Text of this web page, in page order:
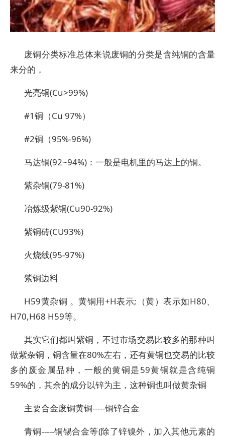
废铜分类标准总体来说废铜的分类是含纯铜的含量
来分的，
光亮铜(Cu>99%)
#1铜（Cu 97%）
#2铜（95%-96%)
马达铜(92~94%)：一般是电机里的马达上的铜。
紫杂铜(79-81%)
冶炼级紫铜(Cu90-92%)
紫铜砖(CU93%)
火烧线(95-97%)
紫铜边料
H59黄杂铜 。黄铜用+H表示;（黄）表示如H80、
H70,H68 H59等。
其实它们都叫紫铜，不过市场交易比较多的那种叫
做紫杂铜，铜含量在80%左右，还有黄铜也交易的比较
多的废金属品种，一般的黄铜是59黄铜就是含纯铜
59%的，其余的成分以锌为主，这种铜也叫做黄杂铜
主要合金废铜黄铜-----铜锌合金
青铜-----铜锡合金等(除了锌镍外，加入其他元素的